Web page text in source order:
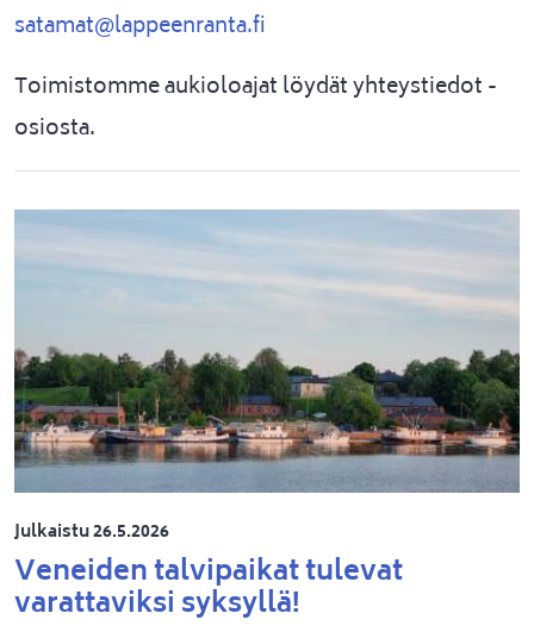
satamat@lappeenranta.fi
Toimistomme aukioloajat löydät yhteystiedot -
osiosta.
Julkaistu 26.5.2026
Veneiden talvipaikat tulevat
varattaviksi syksyllä!